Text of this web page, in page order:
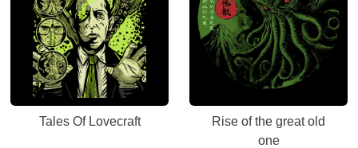
Tales Of Lovecraft
Rise of the great old
one